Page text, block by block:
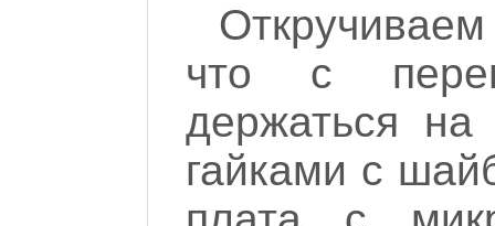
что с
держаться
гайками с